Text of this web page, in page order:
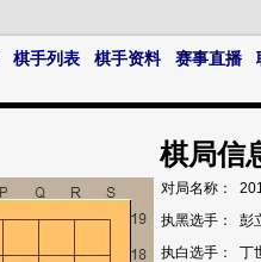
棋手列表 棋手资料 赛事直播
棋局信
对局名称：
执黑选手：
彭
执白选手： 丁